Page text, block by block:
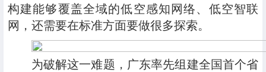
构建能够覆盖全域的低空感知网络、低空智联
网，还需要在标准方面要做很多探索。
为破解这一难题，广东率先组建全国首个省